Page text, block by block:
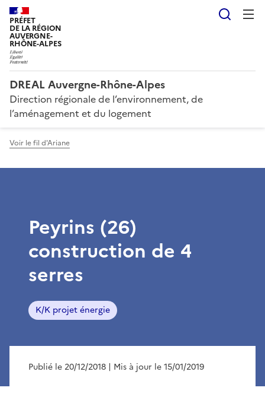
PRÉFET
DE LA RÉGION
AUVERGNE-
RHÔNE-ALPES
DREAL Auvergne-Rhône-Alpes
Direction régionale de l’environnement, de
l’aménagement et du logement
Voir le fil d'Ariane
Peyrins (26)
construction de 4
serres
K/K projet énergie
Publié le 20/12/2018 | Mis à jour le 15/01/2019